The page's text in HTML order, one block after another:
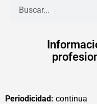
Periodicidad: continua